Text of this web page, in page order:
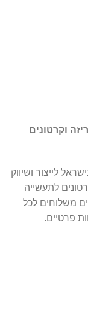
וקרטונים
לייצור ושיווק
לתעשייה
מבצעים משלוחים לכל
פרטיים.